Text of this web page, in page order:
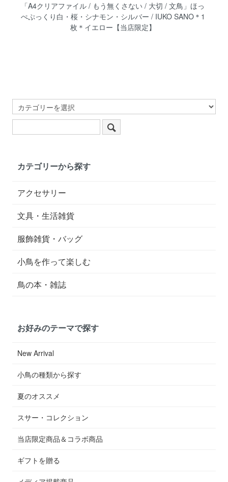
「A4クリアファイル / もう無くさない / 大切 / 文鳥」ほっ
ぺぷっくり白・桜・シナモン・シルバー / IUKO SANO＊1
枚＊イエロー【当店限定】
カテゴリーから探す
アクセサリー
文具・生活雑貨
服飾雑貨・バッグ
小鳥を作って楽しむ
鳥の本・雑誌
お好みのテーマで探す
New Arrival
小鳥の種類から探す
夏のオススメ
スサー・コレクション
当店限定商品＆コラボ商品
ギフトを贈る